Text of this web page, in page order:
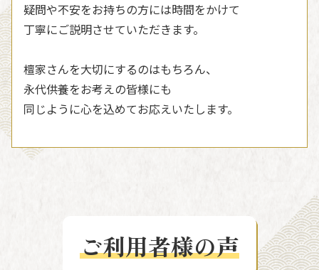
疑問や不安をお持ちの方には時間をかけて
丁寧にご説明させていただきます。
檀家さんを大切にするのはもちろん、
永代供養をお考えの皆様にも
同じように心を込めてお応えいたします。
ご利用者様の声